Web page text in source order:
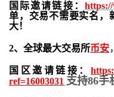
国际邀请链接：
单，交易不需要实名，
大！
2、全球最大交易所币安，
国区邀请链接：
ref=16003031 支持86手